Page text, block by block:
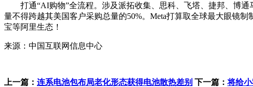
打通“AI购物”全流程。涉及派拓收集、思科、飞塔、捷邦、博通
量不得跨越其美国客户采购总量的50%。Meta打算取全球最大眼镜
宝等阿里生态！
来源：中国互联网信息中心
上一篇： 连系电池包布局老化形态获得电池散热差别 下一篇：将给